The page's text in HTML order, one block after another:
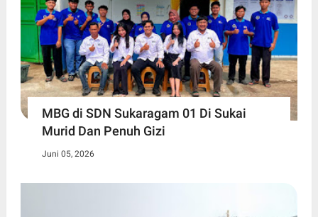
MBG di SDN Sukaragam 01 Di Sukai
Murid Dan Penuh Gizi
Juni 05, 2026